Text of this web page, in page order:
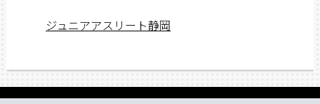
ジュニアアスリート静岡